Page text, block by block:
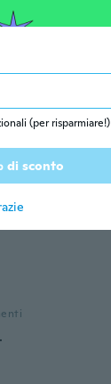
(per risparmiare!)
di sconto